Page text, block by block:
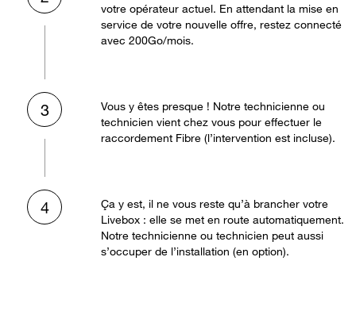
votre opérateur actuel. En attendant la mise en
service de votre nouvelle offre, restez connecté
avec 200Go/mois.
3
Vous y êtes presque ! Notre technicienne ou
technicien vient chez vous pour effectuer le
raccordement Fibre (l’intervention est incluse).
4
Ça y est, il ne vous reste qu’à brancher votre
Livebox : elle se met en route automatiquement.
Notre technicienne ou technicien peut aussi
s’occuper de l’installation (en option).